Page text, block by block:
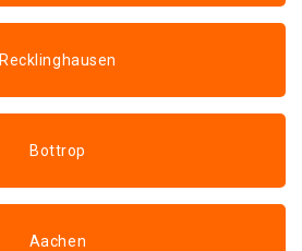
Recklinghausen
Bottrop
Aachen